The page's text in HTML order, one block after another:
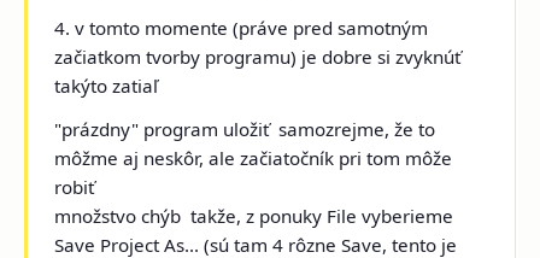
4. v tomto momente (práve pred samotným
začiatkom tvorby programu) je dobre si zvyknúť
takýto zatiaľ
"prázdny" program uložiť ­ samozrejme, že to
môžme aj neskôr, ale začiatočník pri tom môže
robiť
množstvo chýb ­ takže, z ponuky File vyberieme
Save Project As... (sú tam 4 rôzne Save, tento je